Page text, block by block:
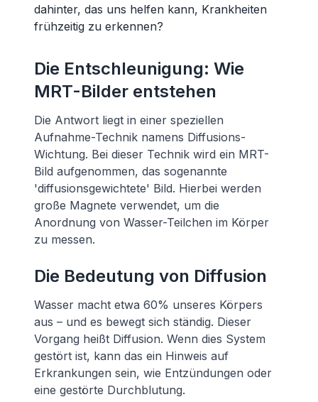
dahinter, das uns helfen kann, Krankheiten
frühzeitig zu erkennen?
Die Entschleunigung: Wie
MRT-Bilder entstehen
Die Antwort liegt in einer speziellen
Aufnahme-Technik namens Diffusions-
Wichtung. Bei dieser Technik wird ein MRT-
Bild aufgenommen, das sogenannte
'diffusionsgewichtete' Bild. Hierbei werden
große Magnete verwendet, um die
Anordnung von Wasser-Teilchen im Körper
zu messen.
Die Bedeutung von Diffusion
Wasser macht etwa 60% unseres Körpers
aus – und es bewegt sich ständig. Dieser
Vorgang heißt Diffusion. Wenn dies System
gestört ist, kann das ein Hinweis auf
Erkrankungen sein, wie Entzündungen oder
eine gestörte Durchblutung.